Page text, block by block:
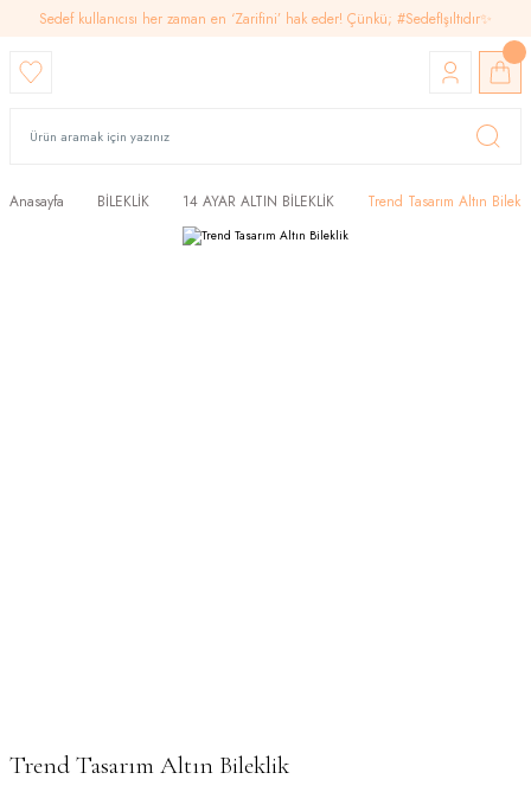
Sedef kullanıcısı her zaman en ‘Zarifini’ hak eder! Çünkü; #SedefIşıltıdır✨
Anasayfa BİLEKLİK 14 AYAR ALTIN BİLEKLİK Trend Tasarım Altın
Trend Tasarım Altın Bileklik